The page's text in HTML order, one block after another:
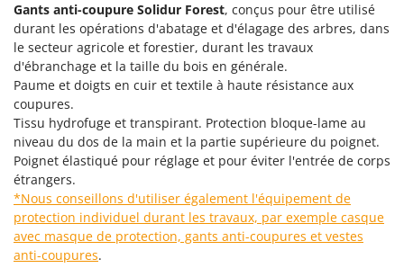
F
Fendeuses à bois
Filets pour la Récolte des olives
Filtres pour vin et huile
Floconneuses
Fouloirs - Égrappoirs
Fourches pour tracteur
Fours d'extérieur - intérieur pour pizza et cuisine
Fours électriques
Fraises à neige
Comet
Cresco
Cruccolini
CTEK
D
Dal Degan
DCG
Deca
DeWalt
Di Martino
Gants anti-coupure Solidur Forest, conçus pour être utilisé
durant les opérations d'abatage et d'élagage des arbres, dans
le secteur agricole et forestier, durant les travaux
d'ébranchage et la taille du bois en générale.
Paume et doigts en cuir et textile à haute résistance aux
coupures.
Tissu hydrofuge et transpirant. Protection bloque-lame au
niveau du dos de la main et la partie supérieure du poignet.
Poignet élastiqué pour réglage et pour éviter l'entrée de corps
étrangers.
*Nous conseillons d'utiliser également l'équipement de
protection individuel durant les travaux, par exemple casque
avec masque de protection, gants anti-coupures et vestes
anti-coupures.